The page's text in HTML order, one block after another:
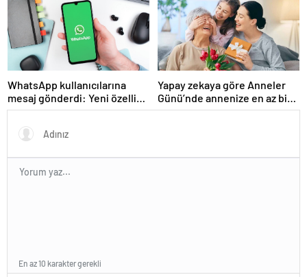
WhatsApp kullanıcılarına
mesaj gönderdi: Yeni özellik
tanımlandı
Yapay zekaya göre Anneler
Günü’nde annenize en az bir
kez vermeniz gereken
En az 10 karakter gerekli